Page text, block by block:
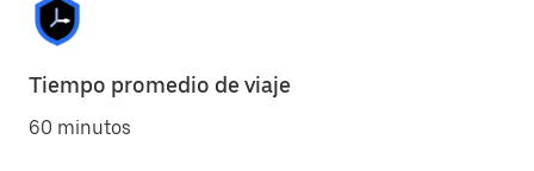
Tiempo promedio de viaje
60 minutos